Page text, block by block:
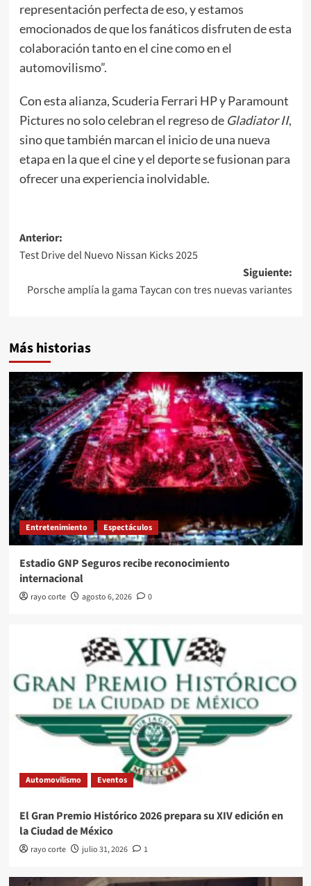
representación perfecta de eso, y estamos
emocionados de que los fanáticos disfruten de esta
colaboración tanto en el cine como en el
automovilismo”.
Con esta alianza, Scuderia Ferrari HP y Paramount
Pictures no solo celebran el regreso de Gladiator II,
sino que también marcan el inicio de una nueva
etapa en la que el cine y el deporte se fusionan para
ofrecer una experiencia inolvidable.
Navegación
de
entradas
Anterior:
Test Drive del Nuevo Nissan Kicks 2025
Siguiente:
Porsche amplía la gama Taycan con tres nuevas variantes
Más historias
Entretenimiento Espectáculos
Estadio GNP Seguros recibe reconocimiento
internacional
rayo corte agosto 6, 2026 0
Automovilismo Eventos
El Gran Premio Histórico 2026 prepara su XIV edición en
la Ciudad de México
rayo corte julio 31, 2026 1